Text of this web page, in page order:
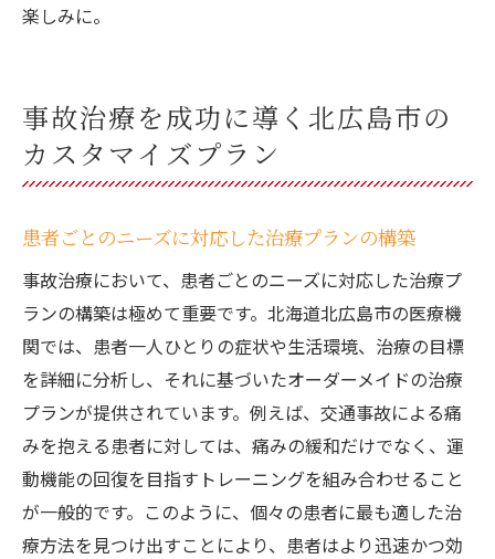
楽しみに。
事故治療を成功に導く北広島市の
カスタマイズプラン
患者ごとのニーズに対応した治療プランの構築
事故治療において、患者ごとのニーズに対応した治療プ
ランの構築は極めて重要です。北海道北広島市の医療機
関では、患者一人ひとりの症状や生活環境、治療の目標
を詳細に分析し、それに基づいたオーダーメイドの治療
プランが提供されています。例えば、交通事故による痛
みを抱える患者に対しては、痛みの緩和だけでなく、運
動機能の回復を目指すトレーニングを組み合わせること
が一般的です。このように、個々の患者に最も適した治
療方法を見つけ出すことにより、患者はより迅速かつ効